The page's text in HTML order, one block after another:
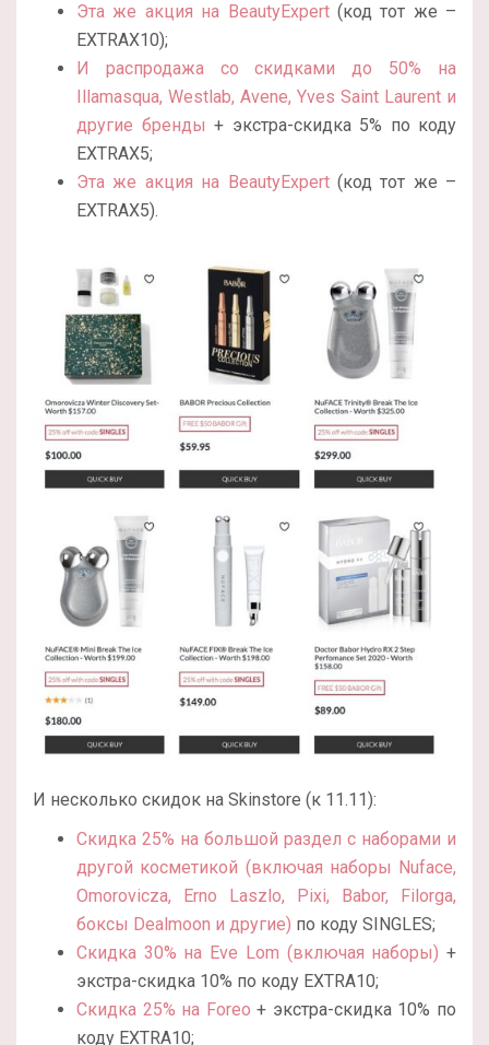
Эта же акция на BeautyExpert(код тот же –
EXTRAX10);
И распродажа со скидками до 50% на
Illamasqua, Westlab, Avene, Yves Saint Laurent и
другие бренды + экстра-скидка 5% по коду
EXTRAX5;
Эта же акция на BeautyExpert(код тот же –
EXTRAX5).
И несколько скидок на Skinstore (к 11.11):
Скидка 25% на большой раздел с наборами и
другой косметикой (включая наборы Nuface,
Omorovicza, Erno Laszlo, Pixi, Babor, Filorga,
боксы Dealmoon и другие) по коду SINGLES;
Скидка 30% на Eve Lom (включая наборы) +
экстра-скидка 10% по коду EXTRA10;
Скидка 25% на Foreo + экстра-скидка 10% по
коду EXTRA10;